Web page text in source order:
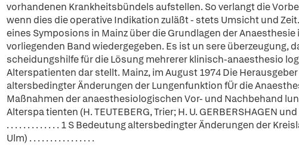
vorhandenen Krankheitsbündels aufstellen. So verlangt die
wenn dies die operative Indikation zuläßt - stets Umsicht und
eines Symposions in Mainz über die Grundlagen der
vorliegenden Band wiedergegeben. Es ist un sere überzeugung,
scheidungshilfe für die Lösung mehrerer klinisch-anaesthesio
Alterspatienten dar stellt. Mainz, im August 1974 Die
altersbedingter Änderungen der Lungenfunktion fÜr die Anaesthesie
Maßnahmen der anaesthesiologischen Vor- und Nachbehand
Alterspa tienten (H. TEUTEBERG, Trier; H. U. GERBERSHAGEN und
. . . . . . . . . . . . . 1 S Bedeutung altersbedingter Änderungen der
Ulm) . . . . . . . . . . . . . . . .